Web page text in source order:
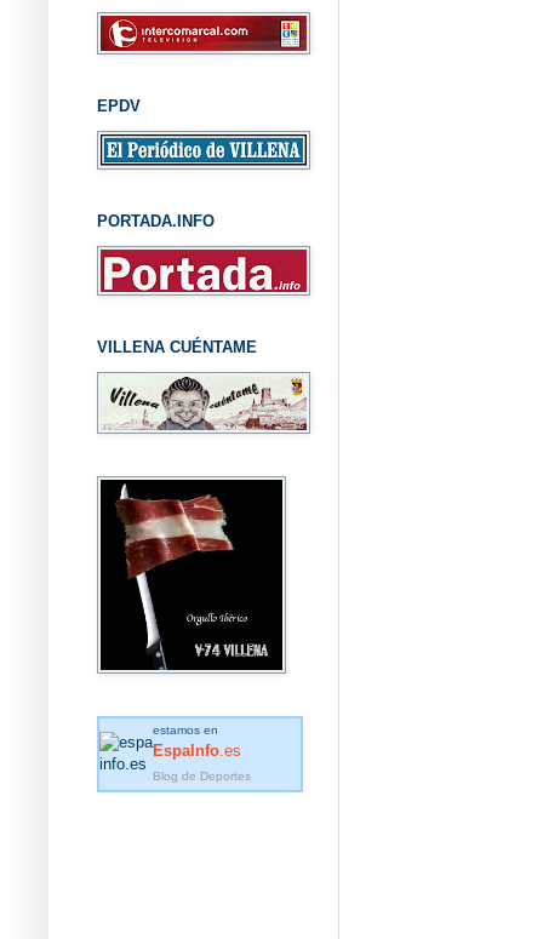
EPDV
PORTADA.INFO
VILLENA CUÉNTAME
estamos en
EspaInfo .es
Blog de Deportes